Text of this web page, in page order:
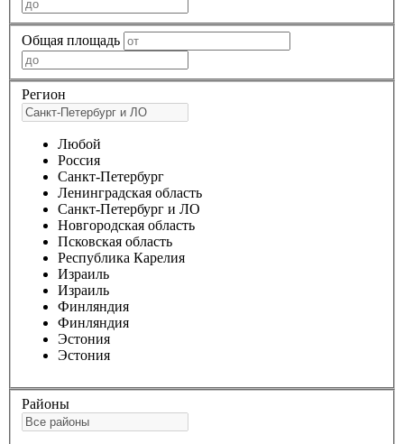
Общая площадь
Регион
Любой
Россия
Санкт-Петербург
Ленинградская область
Санкт-Петербург и ЛО
Новгородская область
Псковская область
Республика Карелия
Израиль
Израиль
Финляндия
Финляндия
Эстония
Эстония
Районы